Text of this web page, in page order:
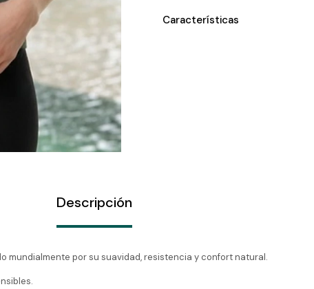
Características
Descripción
mundialmente por su suavidad, resistencia y confort natural.